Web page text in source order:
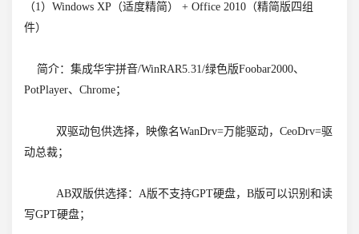
（1）Windows XP（适度精简） + Office 2010（精简版四组
件）
简介：集成华宇拼音/WinRAR5.31/绿色版Foobar2000、
PotPlayer、Chrome；
双驱动包供选择，映像名WanDrv=万能驱动，CeoDrv=驱
动总裁；
AB双版供选择：A版不支持GPT硬盘，B版可以识别和读
写GPT硬盘；